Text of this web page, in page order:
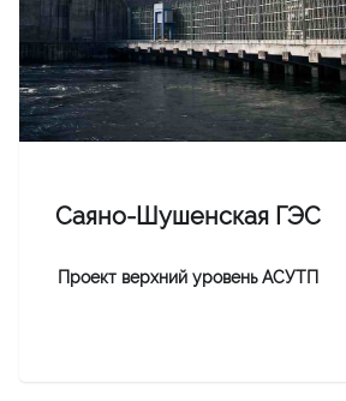
Саяно-Шушенская ГЭС
Проект верхний уровень АСУТП